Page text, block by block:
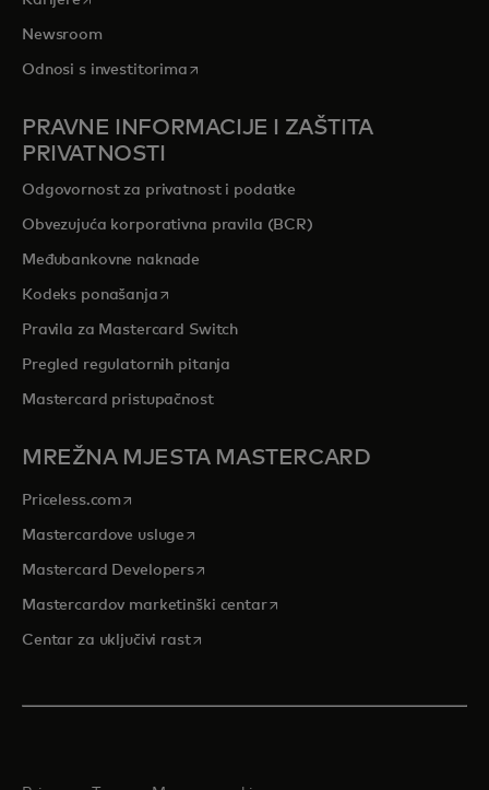
Newsroom
Odnosi s investitorimaopens in a new tab
PRAVNE INFORMACIJE I ZAŠTITA
PRIVATNOSTI
Odgovornost za privatnost i podatke
Obvezujuća korporativna pravila (BCR)
Međubankovne naknade
Kodeks ponašanjaopens in a new tab
Pravila za Mastercard Switch
Pregled regulatornih pitanja
Mastercard pristupačnost
MREŽNA MJESTA MASTERCARD
Priceless.com opens in a new tab
Mastercardove usluge opens in a new tab
Mastercard Developersopens in a new tab
Mastercardov marketinški centaropens in a new tab
Centar za uključivi rastopens in a new tab